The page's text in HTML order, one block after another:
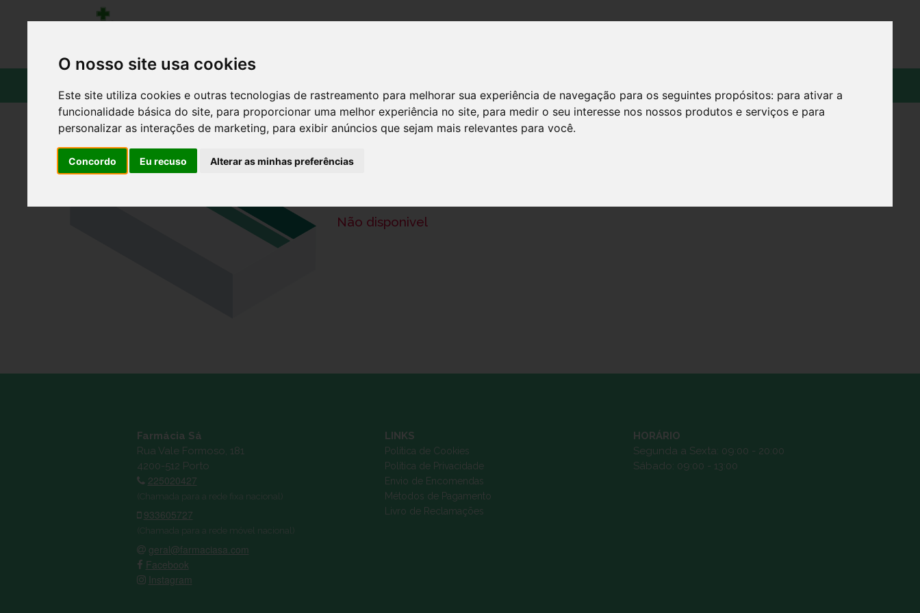
O nosso site usa cookies
Este site utiliza cookies e outras tecnologias de rastreamento para melhorar sua experiência de navegação para os seguintes propósitos: para ativar a
funcionalidade básica do site, para proporcionar uma melhor experiência no site, para medir o seu interesse nos nossos produtos e serviços e para
personalizar as interações de marketing, para exibir anúncios que sejam mais relevantes para você.
Concordo Eu recuso Alterar as minhas preferências
RHINOMER SPRAY NASAL 50ML + DESC 30%
Ref.: 7277855
Não disponivel
Farmácia Sá
Rua Vale Formoso, 181
4200-512 Porto
225020427
(Chamada para a rede fixa nacional)
933605727
(Chamada para a rede móvel nacional)
geral@farmaciasa.com
Facebook
Instagram
LINKS
Política de Cookies
Política de Privacidade
Envio de Encomendas
Métodos de Pagamento
Livro de Reclamações
HORÁRIO
Segunda a Sexta: 09:00 - 20:00
Sábado: 09:00 - 13:00